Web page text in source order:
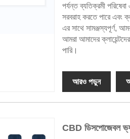
পর্যন্ত ব্যতিক্রমী
সরবরাহ করতে পারে এবং
এর সাথে সামঞ্জস্যপূর্ণ,
আমরা আমাদের
পারি।
আরও পড়ুন
CBD ডিসপোজেবল